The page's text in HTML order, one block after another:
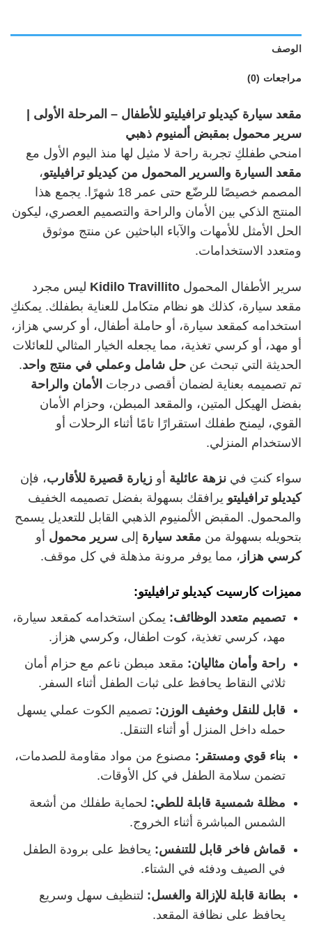
الوصف
مراجعات (0)
مقعد سيارة كيديلو ترافيليتو للأطفال – المرحلة الأولى |
سرير محمول بمقبض ألمنيوم ذهبي
امنحي طفلكِ تجربة راحة لا مثيل لها منذ اليوم الأول مع
مقعد السيارة والسرير المحمول من كيديلو ترافيليتو،
المصمم خصيصًا للرضّع حتى عمر 18 شهرًا. يجمع هذا
المنتج الذكي بين الأمان والراحة والتصميم العصري، ليكون
الحل الأمثل للأمهات والآباء الباحثين عن منتج موثوق
ومتعدد الاستخدامات.
سرير الأطفال المحمول Kidilo Travillito ليس مجرد
مقعد سيارة، كذلك هو نظام متكامل للعناية بطفلك. يمكنكِ
استخدامه كمقعد سيارة، أو حاملة أطفال، أو كرسي هزاز،
أو مهد، أو كرسي تغذية، مما يجعله الخيار المثالي للعائلات
الحديثة التي تبحث عن حل شامل وعملي في منتج واحد.
تم تصميمه بعناية لضمان أقصى درجات الأمان والراحة
بفضل الهيكل المتين، والمقعد المبطن، وحزام الأمان
القوي، ليمنح طفلك استقرارًا تامًا أثناء الرحلات أو
الاستخدام المنزلي.
سواء كنتِ في نزهة عائلية أو زيارة قصيرة للأقارب، فإن
كيديلو ترافيليتو يرافقك بسهولة بفضل تصميمه الخفيف
والمحمول. المقبض الألمنيوم الذهبي القابل للتعديل يسمح
بتحويله بسهولة من مقعد سيارة إلى سرير محمول أو
كرسي هزاز ، مما يوفر مرونة مذهلة في كل موقف.
مميزات كارسيت كيديلو ترافيليتو:
تصميم متعدد الوظائف: يمكن استخدامه كمقعد سيارة،
مهد، كرسي تغذية، كوت اطفال، وكرسي هزاز.
راحة وأمان مثاليان: مقعد مبطن ناعم مع حزام أمان
ثلاثي النقاط يحافظ على ثبات الطفل أثناء السفر.
قابل للنقل وخفيف الوزن: تصميم الكوت عملي يسهل
حمله داخل المنزل أو أثناء التنقل.
بناء قوي ومستقر : مصنوع من مواد مقاومة للصدمات،
تضمن سلامة الطفل في كل الأوقات.
مظلة شمسية قابلة للطي: لحماية طفلك من أشعة
الشمس المباشرة أثناء الخروج.
قماش فاخر قابل للتنفس: يحافظ على برودة الطفل
في الصيف ودفئه في الشتاء.
بطانة قابلة للإزالة والغسل: لتنظيف سهل وسريع
يحافظ على نظافة المقعد.